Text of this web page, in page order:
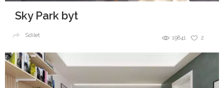
Sky Park byt
2
19841
Sdílet